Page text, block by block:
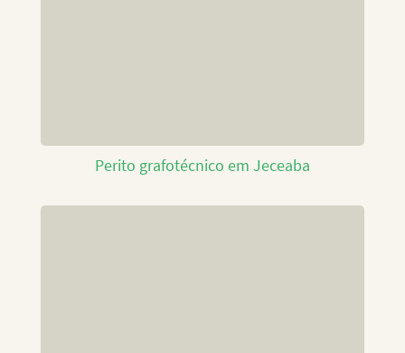
Perito grafotécnico em Jeceaba